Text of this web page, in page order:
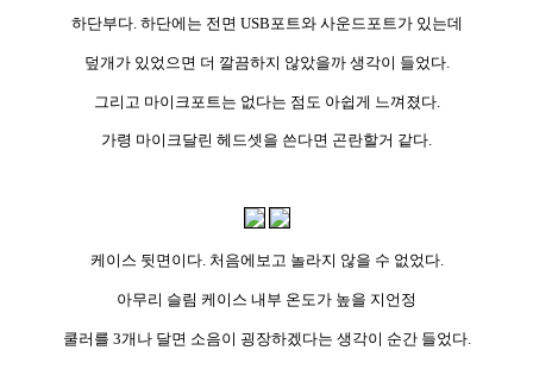
하단부다. 하단에는 전면 USB포트와 사운드포트가 있는데
덮개가 있었으면 더 깔끔하지 않았을까 생각이 들었다.
그리고 마이크포트는 없다는 점도 아쉽게 느껴졌다.
가령 마이크달린 헤드셋을 쓴다면 곤란할거 같다.
케이스 뒷면이다. 처음에보고 놀라지 않을 수 없었다.
아무리 슬림 케이스 내부 온도가 높을 지언정
쿨러를 3개나 달면 소음이 굉장하겠다는 생각이 순간 들었다.